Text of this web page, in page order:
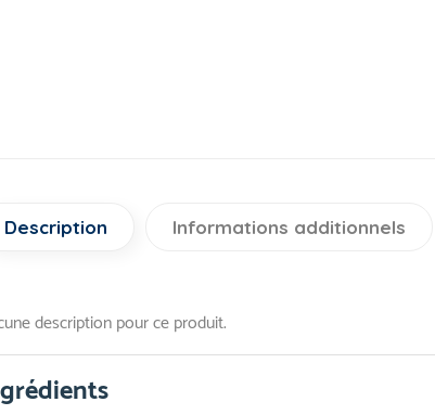
Description Informations additionnels
description pour ce produit.